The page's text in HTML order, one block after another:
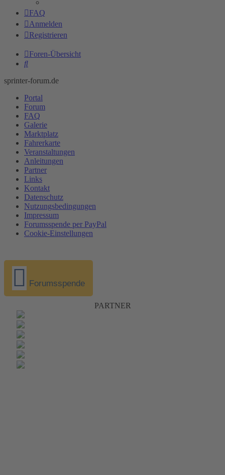
FAQ
Anmelden
Registrieren
Foren-Übersicht
Suche
sprinter-forum.de
Portal
Forum
FAQ
Galerie
Marktplatz
Fahrerkarte
Veranstaltungen
Anleitungen
Partner
Links
Kontakt
Datenschutz
Nutzungsbedingungen
Impressum
Forumsspende per PayPal
Cookie-Einstellungen
Forumsspende
PARTNER